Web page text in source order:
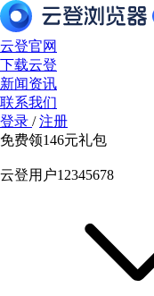
云登官网
下载云登
新闻资讯
联系我们
登录 /注册
免费领146元礼包
云登用户12345678